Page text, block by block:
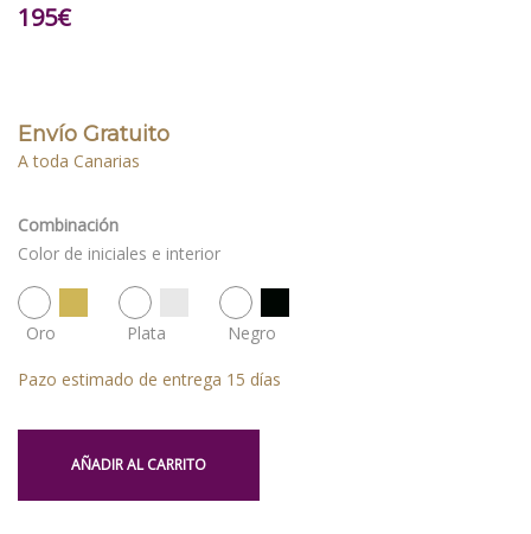
195€
Envío Gratuito
A toda Canarias
Combinación
Color de iniciales e interior
Oro Plata Negro
Pazo estimado de entrega 15 días
AÑADIR AL CARRITO